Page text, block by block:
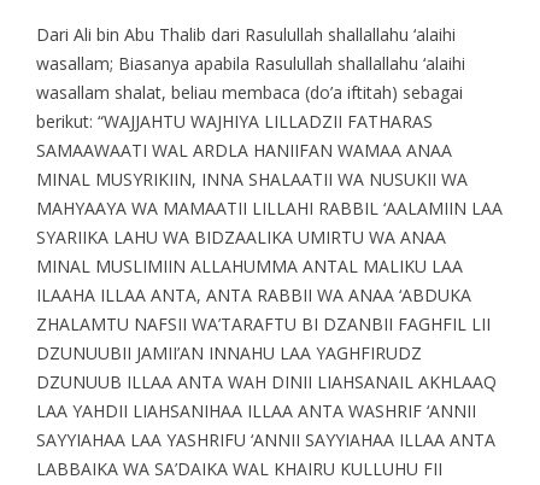
Dari Ali bin Abu Thalib dari Rasulullah shallallahu ‘alaihi
wasallam; Biasanya apabila Rasulullah shallallahu ‘alaihi
wasallam shalat, beliau membaca (do’a iftitah) sebagai
berikut: “WAJJAHTU WAJHIYA LILLADZII FATHARAS
SAMAAWAATI WAL ARDLA HANIIFAN WAMAA ANAA
MINAL MUSYRIKIIN, INNA SHALAATII WA NUSUKII WA
MAHYAAYA WA MAMAATII LILLAHI RABBIL ‘AALAMIIN LAA
SYARIIKA LAHU WA BIDZAALIKA UMIRTU WA ANAA
MINAL MUSLIMIIN ALLAHUMMA ANTAL MALIKU LAA
ILAAHA ILLAA ANTA, ANTA RABBII WA ANAA ‘ABDUKA
ZHALAMTU NAFSII WA’TARAFTU BI DZANBII FAGHFIL LII
DZUNUUBII JAMII’AN INNAHU LAA YAGHFIRUDZ
DZUNUUB ILLAA ANTA WAH DINII LIAHSANAIL AKHLAAQ
LAA YAHDII LIAHSANIHAA ILLAA ANTA WASHRIF ‘ANNII
SAYYIAHAA LAA YASHRIFU ‘ANNII SAYYIAHAA ILLAA ANTA
LABBAIKA WA SA’DAIKA WAL KHAIRU KULLUHU FII